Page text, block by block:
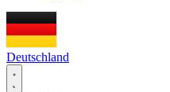
Deutschland